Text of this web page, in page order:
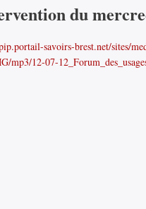
du
savoirs-brest.net/sites/
mp3/12-07-